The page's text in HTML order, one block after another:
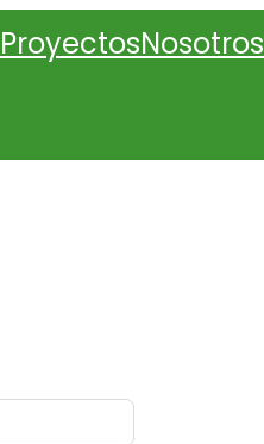
ProyectosNosotros